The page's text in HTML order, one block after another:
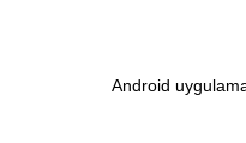
Android